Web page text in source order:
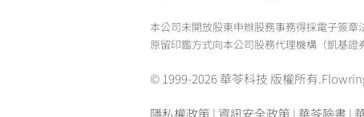
本公司未開放股東申辦股務事務得採電子簽
原留印鑑方式向本公司股務代理機構（凱基證
© 1999-2026 華苓科技 版權所有
隱私權政策 | 資訊安全政策 | 華苓臉書 |